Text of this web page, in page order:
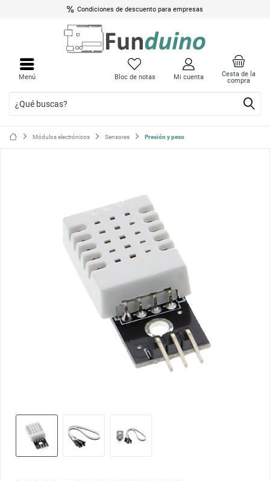
Condiciones de descuento para empresas
Cesta de la
compra
Bloc de notas Mi cuenta
Menú
Módulos electrónicos Sensores Presión y peso